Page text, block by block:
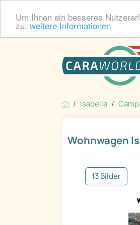
Um Ihnen ein besseres
zu. weitere Informationen
Isabella
Wohnwagen
13 Bilder